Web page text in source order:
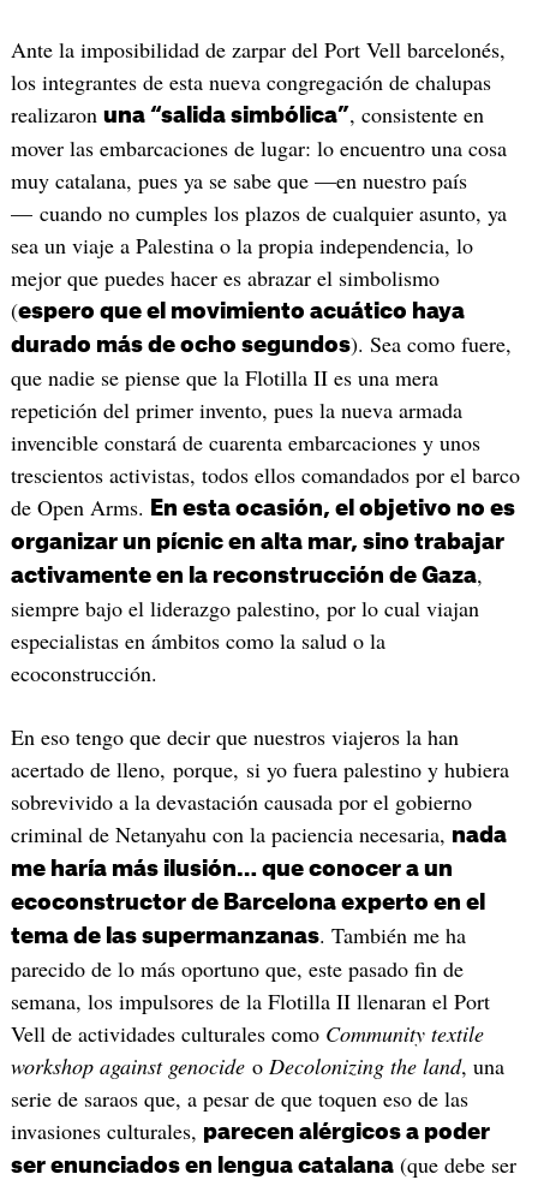
Ante la imposibilidad de zarpar del Port Vell barcelonés,
los integrantes de esta nueva congregación de chalupas
realizaron una “salida simbólica”, consistente en
mover las embarcaciones de lugar: lo encuentro una cosa
muy catalana, pues ya se sabe que —en nuestro país
— cuando no cumples los plazos de cualquier asunto, ya
sea un viaje a Palestina o la propia independencia, lo
mejor que puedes hacer es abrazar el simbolismo
(espero que el movimiento acuático haya
durado más de ocho segundos). Sea como fuere,
que nadie se piense que la Flotilla II es una mera
repetición del primer invento, pues la nueva armada
invencible constará de cuarenta embarcaciones y unos
trescientos activistas, todos ellos comandados por el barco
de Open Arms.
En esta ocasión, el objetivo no es
organizar un pícnic en alta mar, sino trabajar
activamente en la reconstrucción de Gaza,
siempre bajo el liderazgo palestino, por lo cual viajan
especialistas en ámbitos como la salud o la
ecoconstrucción.
En eso tengo que decir que nuestros viajeros la han
acertado de lleno, porque, si yo fuera palestino y hubiera
sobrevivido a la devastación causada por el gobierno
criminal de Netanyahu con la paciencia necesaria, nada
me haría más ilusión… que conocer a un
ecoconstructor de Barcelona experto en el
tema de las supermanzanas. También me ha
parecido de lo más oportuno que, este pasado fin de
semana, los impulsores de la Flotilla II llenaran el Port
Vell de actividades culturales comoCommunity textile
workshop against genocideo Decolonizing the land, una
serie de saraos que, a pesar de que toquen eso de las
invasiones culturales, parecen alérgicos a poder
ser enunciados en lengua catalana(que debe ser